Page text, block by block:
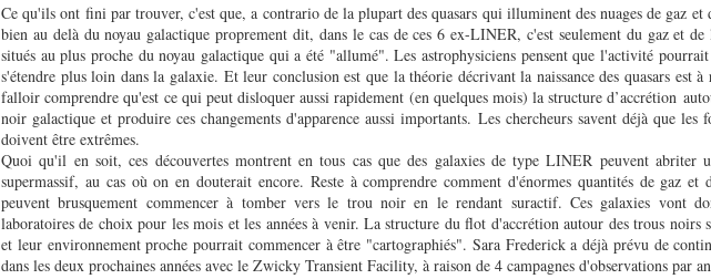
Ce qu'ils ont fini par trouver, c'est que, a contrario de la plupart des quasars qui illuminent des nuages de gaz et
bien au delà du noyau galactique proprement dit, dans le cas de ces 6 ex-LINER, c'est seulement du gaz et de
situés au plus proche du noyau galactique qui a été "allumé". Les astrophysiciens pensent que l'activité
s'étendre plus loin dans la galaxie. Et leur conclusion est que la théorie décrivant la naissance des quasars est
falloir comprendre qu'est ce qui peut disloquer aussi rapidement (en quelques mois) la structure d’accrétion
noir galactique et produire ces changements d'apparence aussi importants. Les chercheurs savent déjà que les
doivent être extrêmes.
Quoi qu'il en soit, ces découvertes montrent en tous cas que des galaxies de type LINER peuvent abriter
supermassif, au cas où on en douterait encore. Reste à comprendre comment d'énormes quantités de gaz et
peuvent brusquement commencer à tomber vers le trou noir en le rendant suractif. Ces galaxies vont
laboratoires de choix pour les mois et les années à venir. La structure du flot d'accrétion autour des trous noirs
et leur environnement proche pourrait commencer à être "cartographiés". Sara Frederick a déjà prévu de
dans les deux prochaines années avec le Zwicky Transient Facility, à raison de 4 campagnes d'observations par